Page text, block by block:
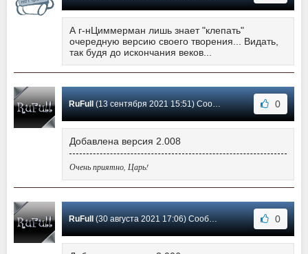
А г-нЦиммерман лишь знает "клепать"
очередную версию своего творения... Видать,
так будя до искончания веков...
RuFull(13 сентября 2021 15:51) Сообщение #143 0
Добавлена версия 2.008
Очень приятно, Царь!
RuFull(30 августа 2021 17:06) Сообщение #142 0